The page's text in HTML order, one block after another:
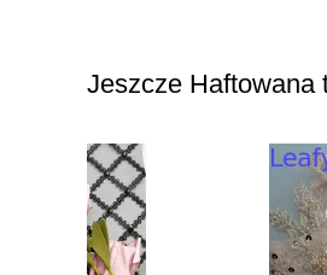
Jeszcze Haftowana